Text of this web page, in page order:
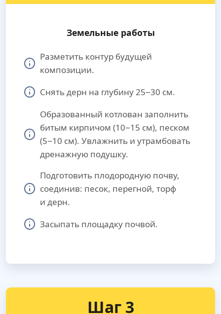
Земельные работы
Разметить контур будущей
композиции.
Снять дерн на глубину 25−30 см.
Образованный котлован заполнить
битым кирпичом (10−15 см), песком
(5−10 см). Увлажнить и утрамбовать
дренажную подушку.
Подготовить плодородную почву,
соединив: песок, перегной, торф
и дерн.
Засыпать площадку почвой.
Шаг 3